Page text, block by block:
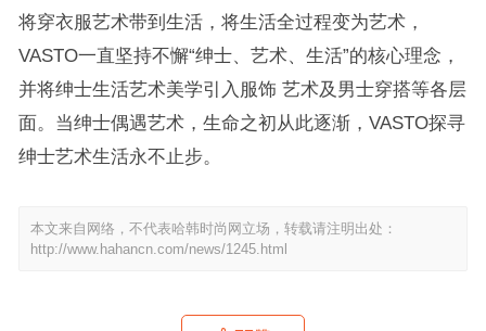
将穿衣服艺术带到生活，将生活全过程变为艺术，
VASTO一直坚持不懈“绅士、艺术、生活”的核心理念，
并将绅士生活艺术美学引入服饰 艺术及男士穿搭等各层
面。当绅士偶遇艺术，生命之初从此逐渐， VASTO探寻
绅士艺术生活永不止步。
本文来自网络，不代表哈韩时尚网立场，转载请注明出处：
http://www.hahancn.com/news/1245.html